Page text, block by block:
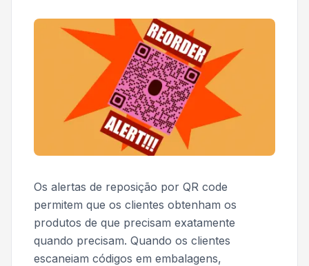
Os alertas de reposição por QR code
permitem que os clientes obtenham os
produtos de que precisam exatamente
quando precisam. Quando os clientes
escaneiam códigos em embalagens,